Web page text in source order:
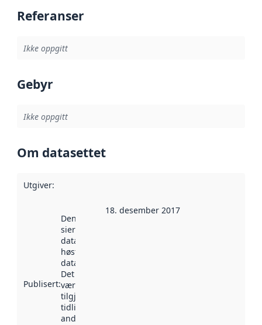
Referanser
Ikke oppgitt
Gebyr
Ikke oppgitt
Om datasettet
Utgiver:
Publisert:
Denne datoen
sier når
datasettet ble
høstet av
data.norge.no.
Det kan ha
vært
tilgjengelig
tidligere
andre steder.
18. desember 2017